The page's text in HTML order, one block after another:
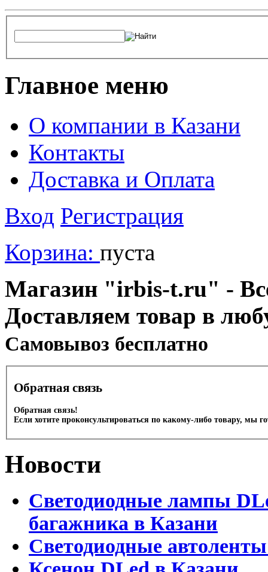
Главное меню
О компании в Казани
Контакты
Доставка и Оплата
Вход Регистрация
Корзина: пуста
Магазин "irbis-t.ru" -
Доставляем товар в
Cамовывоз бесплатно
Обратная связь
Обратная связь!
Если хотите проконсультироваться по какому-либо товару, мы
Новости
Светодиодные лампы
багажника в Казани
Светодиодные